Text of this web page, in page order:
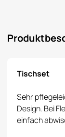
Tischset
Sehr
Design. Bei
einfach